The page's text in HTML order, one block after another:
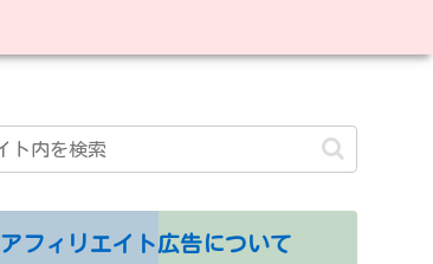
アフィリエイト広告について